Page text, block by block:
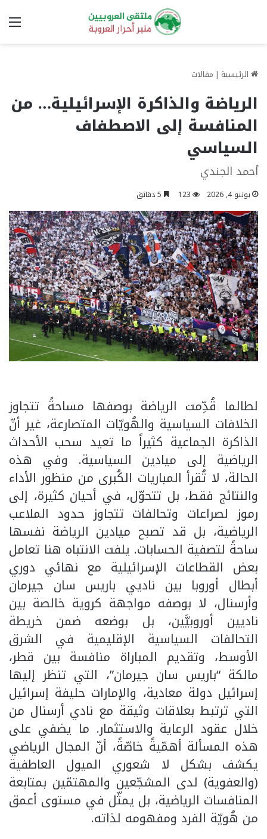
الرئيسية | مقالات
الرياضة والذاكرة الإسرائيلية… من
المنافسة إلى الاصطفاف
السياسي
أحمد الجندي
يونيو 4, 2026 123
لطالما قُدِّمت الرياضة بوصفها مساحةً تتجاوز
الخلافات السياسية والهُويّات المتصارعة، غير أنّ
الذاكرة الجماعية كثيراً ما تعيد سحب الأحداث
الرياضية إلى ميادين السياسية. وفي هذه
الحالة، لا تُقرأ المباريات الكُبرى من منظور الأداء
والنتائج فقط، بل تتحوّل، في أحيان كثيرة، إلى
رموز لصراعات وتحالفات تتجاوز حدود الملاعب
الرياضية، بل قد تصبح ميادين الرياضة نفسها
ساحةً لتصفية الحسابات. يلفت الانتباه هنا تعامل
بعض القطاعات الإسرائيلية مع نهائي دوري
أبطال أوروبا بين ناديي باريس سان جيرمان
وأرسنال، لا بوصفه مواجهة كروية خالصة بين
ناديين أوروبيَّين، بل بوضعه ضمن خريطة
التحالفات السياسية الإقليمية في الشرق
الأوسط، وتقديم المباراة منافسة بين قطر،
مالكة “باريس سان جيرمان”، التي تنظر إليها
إسرائيل دولة معادية، والإمارات حليفة إسرائيل
التي ترتبط بعلاقات وثيقة مع نادي أرسنال من
خلال عقود الرعاية والاستثمار. ما يضفي على
هذه المسألة أهمّيةً خاصّةً، أنّ المجال الرياضي
يكشف بشكل لا شعوري الميول العاطفية
(والعفوية) لدى المشجّعين والمهتمّين بمتابعة
المنافسات الرياضية، بل يمثّل في مستوى أعمق
من هُويّة الفرد ومفهومه لذاته.